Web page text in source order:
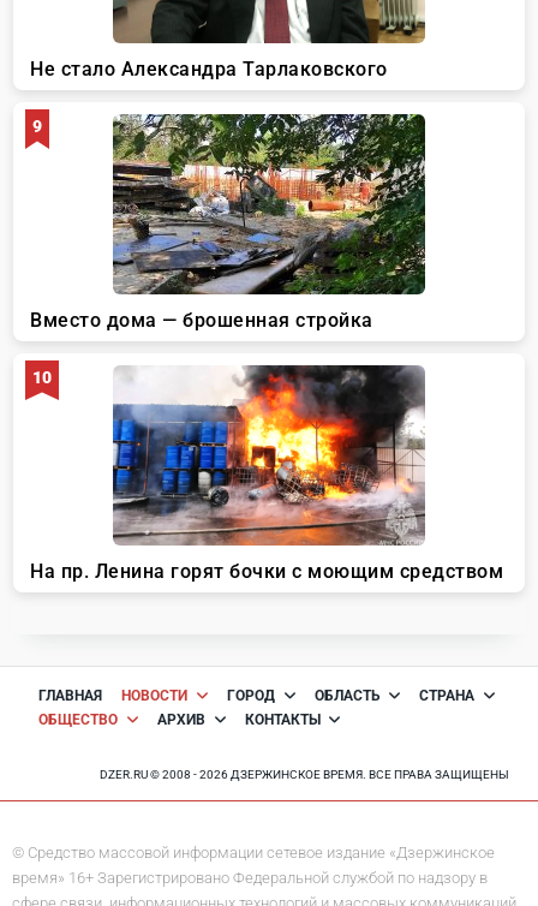
ГЛАВНАЯ НОВОСТИ ГОРОД ОБЛАСТЬ
СТРАНА
ОБЩЕСТВО
АРХИВ КОНТАКТЫ
DZER.RU © 2008 - 2026 ДЗЕРЖИНСКОЕ ВРЕМЯ. ВСЕ ПРАВА ЗАЩИЩЕНЫ
© Средство массовой информации сетевое издание «Дзержинское
время» 16+ Зарегистрировано Федеральной службой по надзору в